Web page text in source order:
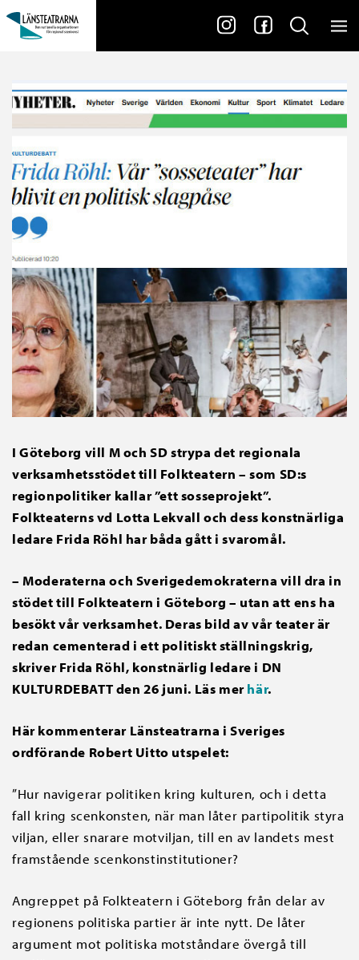
I Göteborg vill M och SD strypa det regionala
verksamhetsstödet till Folkteatern – som SD:s
regionpolitiker kallar ”ett sosseprojekt”.
Folkteaterns vd Lotta Lekvall och dess konstnärliga
ledare Frida Röhl har båda gått i svaromål.
– Moderaterna och Sverigedemokraterna vill dra in
stödet till Folkteatern i Göteborg – utan att ens ha
besökt vår verksamhet. Deras bild av vår teater är
redan cementerad i ett politiskt ställningskrig,
skriver Frida Röhl, konstnärlig ledare i DN
KULTURDEBATT den 26 juni. Läs merhär.
Här kommenterar Länsteatrarna i Sveriges
ordförande Robert Uitto utspelet:
”Hur navigerar politiken kring kulturen, och i detta
fall kring scenkonsten, när man låter partipolitik styra
viljan, eller snarare motviljan, till en av landets mest
framstående scenkonstinstitutioner?
Angreppet på Folkteatern i Göteborg från delar av
regionens politiska partier är inte nytt. De låter
argument mot politiska motståndare övergå till